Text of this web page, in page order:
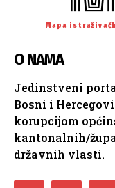
Mapa
O NAMA
Jedinstveni
Bosni i
korupcijom
kantonalnih/
državnih vlasti.